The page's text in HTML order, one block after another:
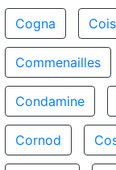
Cogna
Commenailles
Condamine
Cornod